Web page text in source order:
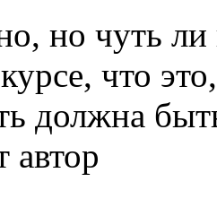
но чуть
что
должна